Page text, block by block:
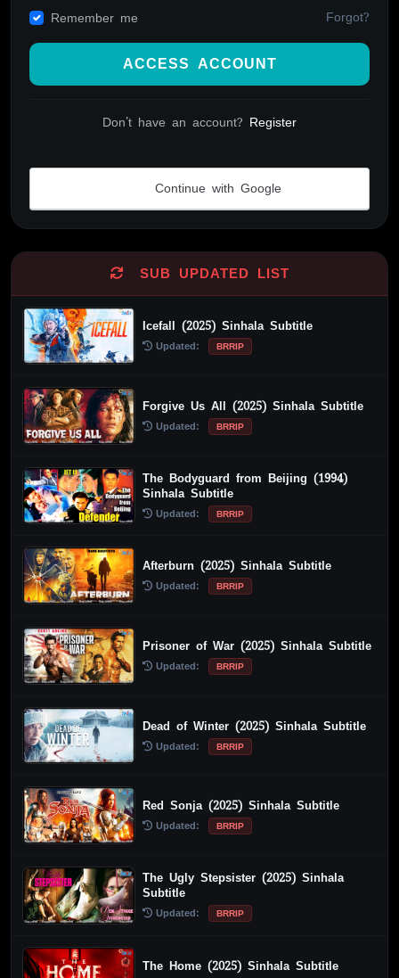
Remember me Forgot?
ACCESS ACCOUNT
Don't have an account? Register
Continue with Google
SUB UPDATED LIST
Icefall (2025) Sinhala Subtitle
Updated: BRRIP
Forgive Us All (2025) Sinhala Subtitle
Updated: BRRIP
The Bodyguard from Beijing (1994)
Sinhala Subtitle
Updated: BRRIP
Afterburn (2025) Sinhala Subtitle
Updated: BRRIP
Prisoner of War (2025) Sinhala Subtitle
Updated: BRRIP
Dead of Winter (2025) Sinhala Subtitle
Updated: BRRIP
Red Sonja (2025) Sinhala Subtitle
Updated: BRRIP
The Ugly Stepsister (2025) Sinhala
Subtitle
Updated: BRRIP
The Home (2025) Sinhala Subtitle